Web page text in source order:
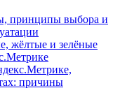
принципы выбора и
жёлтые и зелёные
причины